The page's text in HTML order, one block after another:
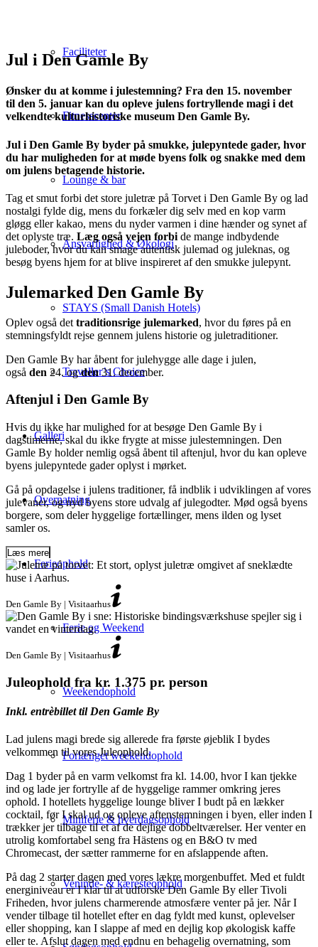
Faciliteter
Fitnesscenter
Lounge & bar
Ansvarlighed & Økologi
STAYS (Small Danish Hotels)
Traveller’s Choice
Galleri
Overnatning
Ferieophold
Ferie og Weekend
Weekendophold
Forlænget weekendophold
Miniferie & hverdagsophold
Veninde- & kæresteophold
Jul i Den Gamle By
Ønsker du at komme i julestemning? Fra den 15. november
til den 5. januar kan du opleve julens fortryllende magi i det
velkendte kulturhistoriske museum Den Gamle By.
Jul i Den Gamle By byder på smukke, julepyntede gader, hvor
du har muligheden for at møde byens folk og snakke med dem
om julens betagende historie.
Tag et smut forbi det store juletræ på Torvet i Den Gamle By og lad
nostalgi fylde dig, mens du forkæler dig selv med en kop varm
gløgg eller kakao, mens du nyder varmen i dine hænder og synet af
det oplyste træ. Læg også vejen forbi de mange indbydende
juleboder, hvor du kan smage autentisk julemad og juleknas, og
besøg byens hjem for at blive inspireret af den smukke julepynt.
Julemarked Den Gamle By
Oplev også det traditionsrige julemarked, hvor du føres på en
stemningsfyldt rejse gennem julens historie og juletraditioner.
Den Gamle By har åbent for julehygge alle dage i julen,
også den 24. ogden31. december.
Aftenjul i Den Gamle By
Hvis du ikke har mulighed for at besøge Den Gamle By i
dagstimerne, skal du ikke frygte at misse julestemningen. Den
Gamle By holder nemlig også åbent til aftenjul, hvor du kan opleve
byens julepyntede gader oplyst i mørket.
Gå på opdagelse i julens traditioner, få indblik i udviklingen af vores
julevaner, og nyd byens store udvalg af julegodter. Mød også byens
borgere, som deler hyggelige fortællinger, mens ilden og lyset
samler os.
Læs mere
Den Gamle By | Visitaarhus
Den Gamle By | Visitaarhus
Juleophold fra kr. 1.375 pr. person
Inkl. entrèbillet til Den Gamle By
Lad julens magi brede sig allerede fra første øjeblik I bydes
velkommen til vores Juleophold.
Dag 1 byder på en varm velkomst fra kl. 14.00, hvor I kan tjekke
ind og lade jer fortrylle af de hyggelige rammer omkring jeres
ophold. I hotellets hyggelige lounge bliver I budt på en lækker
cocktail, før I skal ud og opleve aftenstemningen i byen, eller inden I
trækker jer tilbage til et af de dejlige dobbeltværelser. Her venter en
utrolig komfortabel seng fra Hästens og en B&O tv med
Chromecast, der sætter rammerne for en afslappende aften.
På dag 2 starter dagen med vores lækre morgenbuffet. Med et fuldt
energiniveau er I klar til at udforske Den Gamle By eller Tivoli
Friheden, hvor julens charmerende atmosfære venter på jer. Når I
vender tilbage til hotellet efter en dag fyldt med kunst, oplevelser
eller shopping, kan I slappe af med en dejlig kop økologisk kaffe
eller te. Afslut dagen med endnu en behagelig overnatning, som